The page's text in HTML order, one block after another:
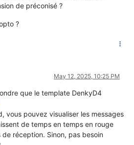
de préconisé ?
?
May 12, 2025, 10:25 PM
que le template DenkyD4
vous pouvez visualiser les messages
de temps en temps en rouge
réception. Sinon, pas besoin